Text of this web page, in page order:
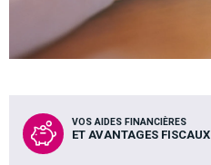
VOS AIDES FINANCIÈRES
ET AVANTAGES FISCAUX